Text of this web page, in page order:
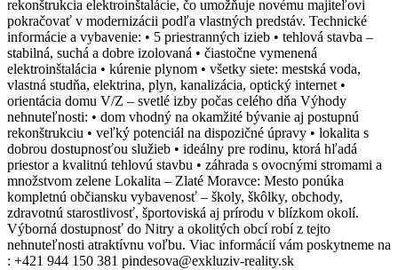
rekonštrukcia elektroinštalácie, čo umožňuje novému majiteľovi
pokračovať v modernizácii podľa vlastných predstáv. Technické
informácie a vybavenie: • 5 priestranných izieb • tehlová stavba –
stabilná, suchá a dobre izolovaná • čiastočne vymenená
elektroinštalácia • kúrenie plynom • všetky siete: mestská voda,
vlastná studňa, elektrina, plyn, kanalizácia, optický internet •
orientácia domu V/Z – svetlé izby počas celého dňa Výhody
nehnuteľnosti: • dom vhodný na okamžité bývanie aj postupnú
rekonštrukciu • veľký potenciál na dispozičné úpravy • lokalita s
dobrou dostupnosťou služieb • ideálny pre rodinu, ktorá hľadá
priestor a kvalitnú tehlovú stavbu • záhrada s ovocnými stromami a
množstvom zelene Lokalita – Zlaté Moravce: Mesto ponúka
kompletnú občiansku vybavenosť – školy, škôlky, obchody,
zdravotnú starostlivosť, športoviská aj prírodu v blízkom okolí.
Výborná dostupnosť do Nitry a okolitých obcí robí z tejto
nehnuteľnosti atraktívnu voľbu. Viac informácií vám poskytneme na
: +421 944 150 381 pindesova@exkluziv-reality.sk